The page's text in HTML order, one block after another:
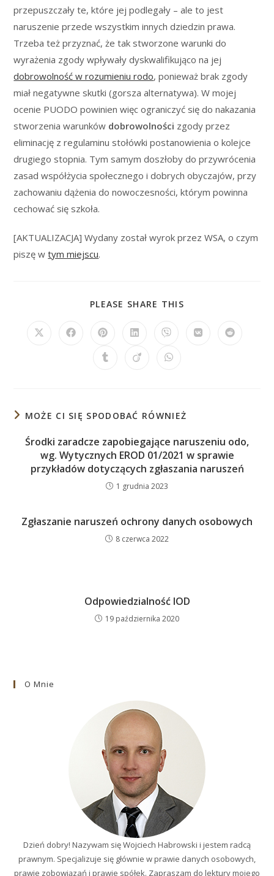
przepuszczały te, które jej podlegały – ale to jest
naruszenie przede wszystkim innych dziedzin prawa.
Trzeba też przyznać, że tak stworzone warunki do
wyrażenia zgody wpływały dyskwalifikująco na jej
dobrowolność w rozumieniu rodo, ponieważ brak zgody
miał negatywne skutki (gorsza alternatywa). W mojej
ocenie PUODO powinien więc ograniczyć się do nakazania
stworzenia warunków dobrowolności zgody przez
eliminację z regulaminu stołówki postanowienia o kolejce
drugiego stopnia. Tym samym doszłoby do przywrócenia
zasad współżycia społecznego i dobrych obyczajów, przy
zachowaniu dążenia do nowoczesności, którym powinna
cechować się szkoła.
[AKTUALIZACJA] Wydany został wyrok przez WSA, o czym
piszę wtym miejscu.
PLEASE SHARE THIS
Opens
Opens Opens
a
new
Opens
a
new
Opens
a
new
Opens Opens
Opens Opens Opens
MOŻE CI SIĘ SPODOBAĆ RÓWNIEŻ
Środki zaradcze zapobiegające naruszeniu odo,
wg. Wytycznych EROD 01/2021 w sprawie
przykładów dotyczących zgłaszania naruszeń
1 grudnia 2023
Zgłaszanie naruszeń ochrony danych osobowych
8 czerwca 2022
Odpowiedzialność IOD
19 października 2020
O Mnie
Dzień dobry! Nazywam się Wojciech Habrowski i jestem radcą
prawnym. Specjalizuje się głównie w prawie danych osobowych,
prawie zobowiązań i prawie spółek. Zapraszam do lektury mojego